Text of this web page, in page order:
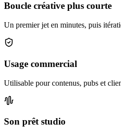
Boucle créative plus courte
Un premier jet en minutes, puis
Usage commercial
Utilisable pour contenus, pubs et
Son prêt studio